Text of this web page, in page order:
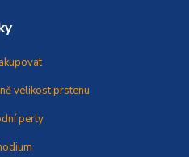
velikost prstenu
perly